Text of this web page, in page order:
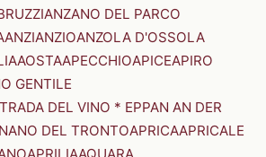
ANZANO DEL PARCO
ANZIANZIOANZOLA D'OSSOLA
AOSTAAPECCHIOAPICEAPIRO
GENTILE
DEL VINO * EPPAN AN DER
DEL TRONTOAPRICAAPRICALE